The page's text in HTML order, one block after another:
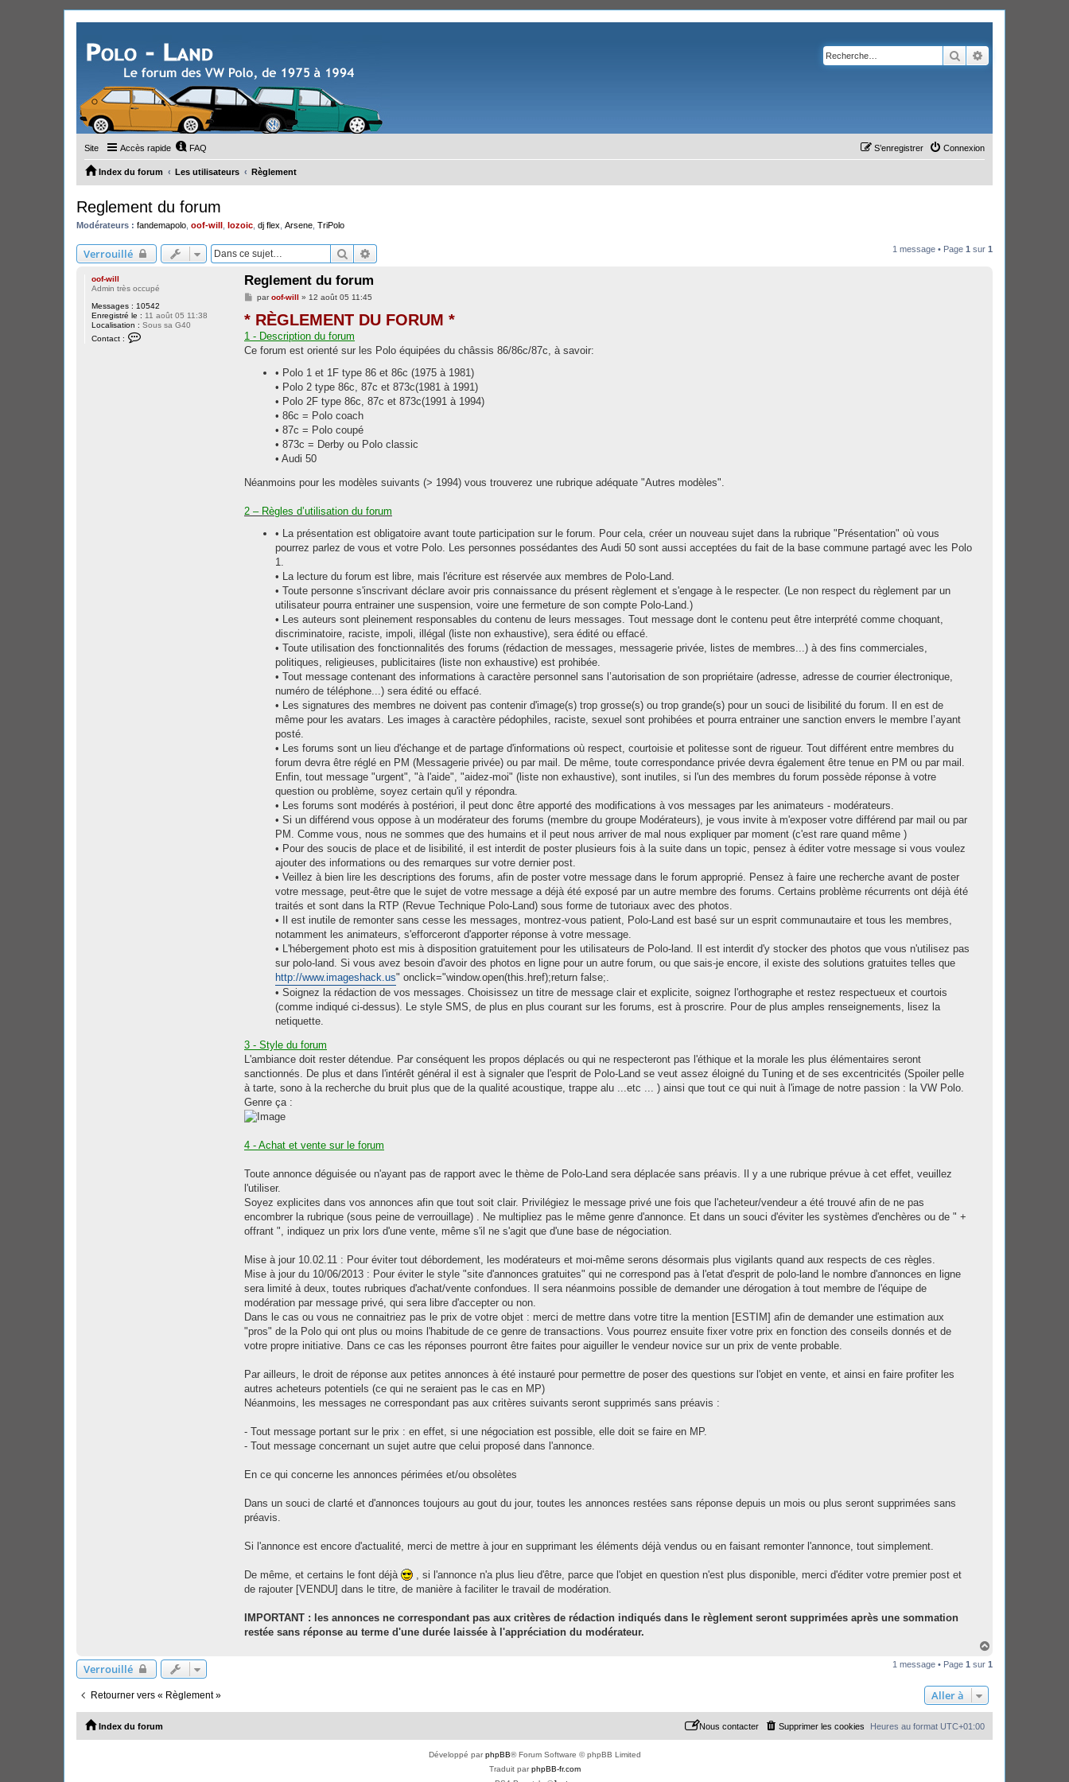
Rechercher
Site Accès rapide FAQ Connexion
S’enregistrer
Index du forum Les utilisateurs Règlement
Reglement du forum
Modérateurs : fandemapolo oof-will lozoic dj flex Arsene TriPolo
Verrouillé Rechercher 1 message • Page 1 sur 1
oof-will
Admin très occupé
Messages : 10542
Enregistré le : 11 août 05 11:38
Localisation : Sous sa G40
Contact :
Reglement du forum
M
s
s
g
e
paroof-will » 12 août 05 11:45
* RÈGLEMENT DU FORUM *
1 - Description du forum
Ce forum est orienté sur les Polo équipées du châssis 86/86c/87c, à savoir:
• Polo 1 et 1F type 86 et 86c (1975 à 1981)
• Polo 2 type 86c, 87c et 873c(1981 à 1991)
• Polo 2F type 86c, 87c et 873c(1991 à 1994)
• 86c = Polo coach
• 87c = Polo coupé
• 873c = Derby ou Polo classic
• Audi 50
Néanmoins pour les modèles suivants (> 1994) vous trouverez une rubrique adéquate "Autres modèles".
2 – Règles d’utilisation du forum
• La présentation est obligatoire avant toute participation sur le forum. Pour cela, créer un nouveau sujet dans la rubrique "Présentation" où vous
pourrez parlez de vous et votre Polo. Les personnes possédantes des Audi 50 sont aussi acceptées du fait de la base commune partagé avec les Polo
1.
• La lecture du forum est libre, mais l'écriture est réservée aux membres de Polo-Land.
• Toute personne s'inscrivant déclare avoir pris connaissance du présent règlement et s'engage à le respecter. (Le non respect du règlement par un
utilisateur pourra entrainer une suspension, voire une fermeture de son compte Polo-Land.)
• Les auteurs sont pleinement responsables du contenu de leurs messages. Tout message dont le contenu peut être interprété comme choquant,
discriminatoire, raciste, impoli, illégal (liste non exhaustive), sera édité ou effacé.
• Toute utilisation des fonctionnalités des forums (rédaction de messages, messagerie privée, listes de membres...) à des fins commerciales,
politiques, religieuses, publicitaires (liste non exhaustive) est prohibée.
• Tout message contenant des informations à caractère personnel sans l’autorisation de son propriétaire (adresse, adresse de courrier électronique,
numéro de téléphone...) sera édité ou effacé.
• Les signatures des membres ne doivent pas contenir d'image(s) trop grosse(s) ou trop grande(s) pour un souci de lisibilité du forum. Il en est de
même pour les avatars. Les images à caractère pédophiles, raciste, sexuel sont prohibées et pourra entrainer une sanction envers le membre l’ayant
posté.
• Les forums sont un lieu d'échange et de partage d'informations où respect, courtoisie et politesse sont de rigueur. Tout différent entre membres du
forum devra être réglé en PM (Messagerie privée) ou par mail. De même, toute correspondance privée devra également être tenue en PM ou par mail.
Enfin, tout message "urgent", "à l'aide", "aidez-moi" (liste non exhaustive), sont inutiles, si l'un des membres du forum possède réponse à votre
question ou problème, soyez certain qu'il y répondra.
• Les forums sont modérés à postériori, il peut donc être apporté des modifications à vos messages par les animateurs - modérateurs.
• Si un différend vous oppose à un modérateur des forums (membre du groupe Modérateurs), je vous invite à m'exposer votre différend par mail ou par
PM. Comme vous, nous ne sommes que des humains et il peut nous arriver de mal nous expliquer par moment (c'est rare quand même )
• Pour des soucis de place et de lisibilité, il est interdit de poster plusieurs fois à la suite dans un topic, pensez à éditer votre message si vous voulez
ajouter des informations ou des remarques sur votre dernier post.
• Veillez à bien lire les descriptions des forums, afin de poster votre message dans le forum approprié. Pensez à faire une recherche avant de poster
votre message, peut-être que le sujet de votre message a déjà été exposé par un autre membre des forums. Certains problème récurrents ont déjà été
traités et sont dans la RTP (Revue Technique Polo-Land) sous forme de tutoriaux avec des photos.
• Il est inutile de remonter sans cesse les messages, montrez-vous patient, Polo-Land est basé sur un esprit communautaire et tous les membres,
notamment les animateurs, s'efforceront d'apporter réponse à votre message.
• L'hébergement photo est mis à disposition gratuitement pour les utilisateurs de Polo-land. Il est interdit d'y stocker des photos que vous n'utilisez pas
sur polo-land. Si vous avez besoin d'avoir des photos en ligne pour un autre forum, ou que sais-je encore, il existe des solutions gratuites telles que
http://www.imageshack.us" onclick="window.open(this.href);return false;.
• Soignez la rédaction de vos messages. Choisissez un titre de message clair et explicite, soignez l'orthographe et restez respectueux et courtois
(comme indiqué ci-dessus). Le style SMS, de plus en plus courant sur les forums, est à proscrire. Pour de plus amples renseignements, lisez la
netiquette.
3 - Style du forum
L'ambiance doit rester détendue. Par conséquent les propos déplacés ou qui ne respecteront pas l'éthique et la morale les plus élémentaires seront
sanctionnés. De plus et dans l'intérêt général il est à signaler que l'esprit de Polo-Land se veut assez éloigné du Tuning et de ses excentricités (Spoiler pelle
à tarte, sono à la recherche du bruit plus que de la qualité acoustique, trappe alu ...etc ... ) ainsi que tout ce qui nuit à l'image de notre passion : la VW Polo.
Genre ça :
4 - Achat et vente sur le forum
Toute annonce déguisée ou n'ayant pas de rapport avec le thème de Polo-Land sera déplacée sans préavis. Il y a une rubrique prévue à cet effet, veuillez
l'utiliser.
Soyez explicites dans vos annonces afin que tout soit clair. Privilégiez le message privé une fois que l'acheteur/vendeur a été trouvé afin de ne pas
encombrer la rubrique (sous peine de verrouillage) . Ne multipliez pas le même genre d'annonce. Et dans un souci d'éviter les systèmes d'enchères ou de " +
offrant ", indiquez un prix lors d'une vente, même s'il ne s'agit que d'une base de négociation.
Mise à jour 10.02.11 : Pour éviter tout débordement, les modérateurs et moi-même serons désormais plus vigilants quand aux respects de ces règles.
Mise à jour du 10/06/2013 : Pour éviter le style "site d'annonces gratuites" qui ne correspond pas à l'etat d'esprit de polo-land le nombre d'annonces en ligne
sera limité à deux, toutes rubriques d'achat/vente confondues. Il sera néanmoins possible de demander une dérogation à tout membre de l'équipe de
modération par message privé, qui sera libre d'accepter ou non.
Dans le cas ou vous ne connaitriez pas le prix de votre objet : merci de mettre dans votre titre la mention [ESTIM] afin de demander une estimation aux
"pros" de la Polo qui ont plus ou moins l'habitude de ce genre de transactions. Vous pourrez ensuite fixer votre prix en fonction des conseils donnés et de
votre propre initiative. Dans ce cas les réponses pourront être faites pour aiguiller le vendeur novice sur un prix de vente probable.
Par ailleurs, le droit de réponse aux petites annonces à été instauré pour permettre de poser des questions sur l'objet en vente, et ainsi en faire profiter les
autres acheteurs potentiels (ce qui ne seraient pas le cas en MP)
Néanmoins, les messages ne correspondant pas aux critères suivants seront supprimés sans préavis :
- Tout message portant sur le prix : en effet, si une négociation est possible, elle doit se faire en MP.
- Tout message concernant un sujet autre que celui proposé dans l'annonce.
En ce qui concerne les annonces périmées et/ou obsolètes
Dans un souci de clarté et d'annonces toujours au gout du jour, toutes les annonces restées sans réponse depuis un mois ou plus seront supprimées sans
préavis.
Si l'annonce est encore d'actualité, merci de mettre à jour en supprimant les éléments déjà vendus ou en faisant remonter l'annonce, tout simplement.
De même, et certains le font déjà
, si l'annonce n'a plus lieu d'être, parce que l'objet en question n'est plus disponible, merci d'éditer votre premier post et
de rajouter [VENDU] dans le titre, de manière à faciliter le travail de modération.
IMPORTANT : les annonces ne correspondant pas aux critères de rédaction indiqués dans le règlement seront supprimées après une sommation
restée sans réponse au terme d'une durée laissée à l'appréciation du modérateur.
u
Verrouillé 1 message • Page 1 sur 1
Retourner vers « Règlement » Aller à
Index du forum Heures au format UTC+01:00
Supprimer les cookies
Nous contacter
Développé parphpBB® Forum Software © phpBB Limited
Traduit parphpBB-fr.com